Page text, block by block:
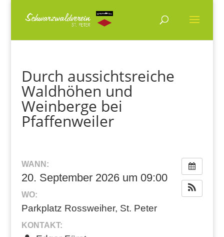
Durch aussichtsreiche
Waldhöhen und
Weinberge bei
Pfaffenweiler
WANN:
20. September 2026 um 09:00
WO:
Parkplatz Rossweiher, St. Peter
KONTAKT: